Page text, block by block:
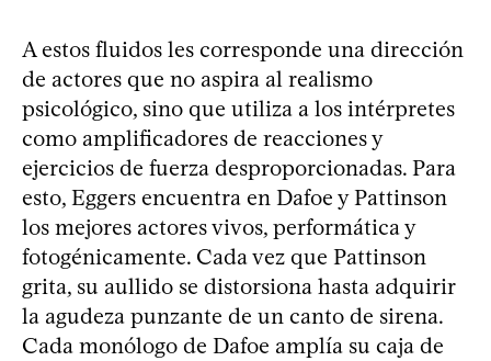
A estos fluidos les corresponde una dirección
de actores que no aspira al realismo
psicológico, sino que utiliza a los intérpretes
como amplificadores de reacciones y
ejercicios de fuerza desproporcionadas. Para
esto, Eggers encuentra en Dafoe y Pattinson
los mejores actores vivos, performática y
fotogénicamente. Cada vez que Pattinson
grita, su aullido se distorsiona hasta adquirir
la agudeza punzante de un canto de sirena.
Cada monólogo de Dafoe amplía su caja de